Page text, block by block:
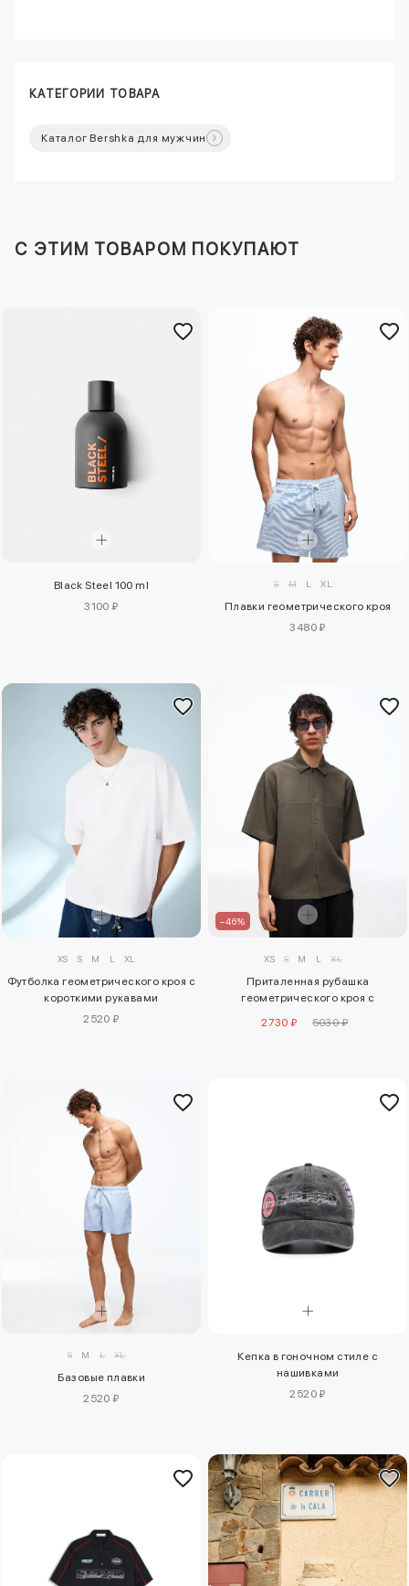
КАТЕГОРИИ ТОВАРА
Каталог Bershka для мужчин
C ЭТИМ ТОВАРОМ ПОКУПАЮТ
Black Steel 100 ml
3100 ₽
S M L XL
Плавки геометрического кроя
3480 ₽
XS S M L XL
Футболка геометрического кроя с
короткими рукавами
2520 ₽
–46%
XS S M L XL
Приталенная рубашка
геометрического кроя с
2730 ₽ 5030 ₽
S M L XL
Базовые плавки
2520 ₽
Кепка в гоночном стиле с
нашивками
2520 ₽